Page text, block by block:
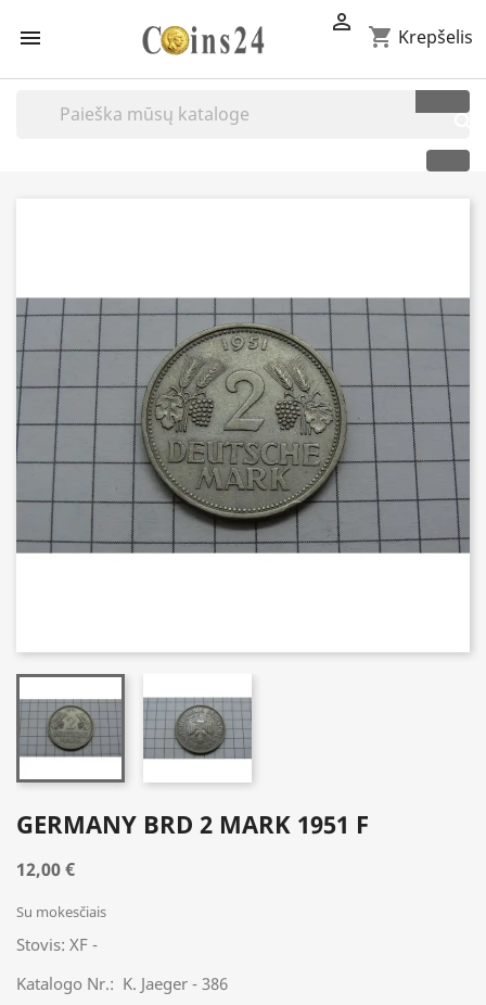
 shopping_cart Krepšelis

GERMANY BRD 2 MARK 1951 F
12,00 €
Su mokesčiais
Stovis: XF -
Katalogo Nr.: K. Jaeger - 386